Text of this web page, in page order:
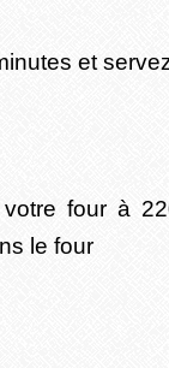
et
votre four à
le four